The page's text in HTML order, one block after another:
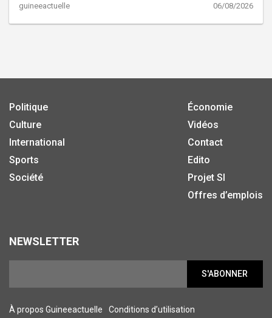
guineeactuelle 06/08/2026
Politique
Culture
International
Sports
Société
Économie
Vidéos
Contact
Edito
Projet SI
Offres d’emplois
NEWSLETTER
S'ABONNER
À propos Guineeactuelle Conditions d’utilisation